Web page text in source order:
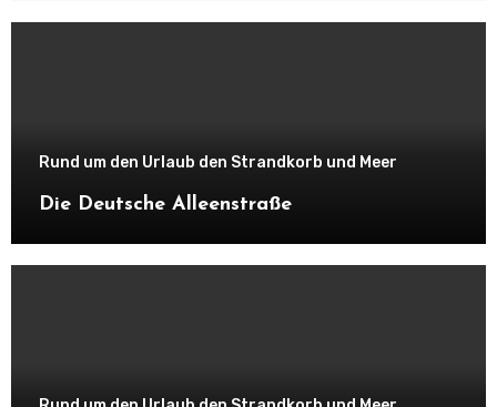
Rund um den Urlaub den Strandkorb und Meer
Die Deutsche Alleenstraße